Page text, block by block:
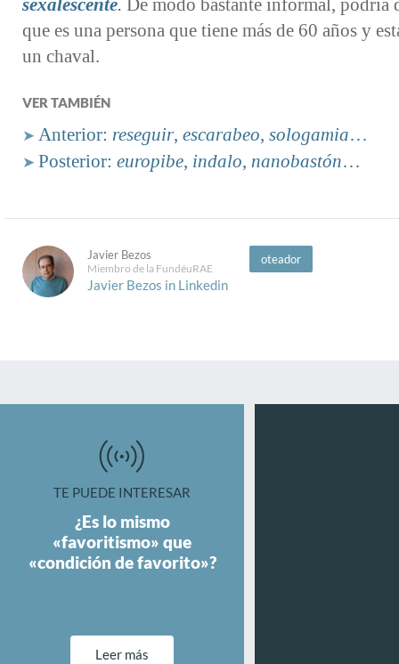
sexalescente. De modo bastante informal, podría
que es una persona que tiene más de 60 años y
un chaval.
VER TAMBIÉN
➤ Anterior: reseguir, escarabeo, sologamia…
➤ Posterior: europibe, indalo, nanobastón…
Javier Bezos
Miembro de la FundéuRAE
Javier Bezos in Linkedin
oteador
TE PUEDE INTERESAR
¿Es lo mismo
«favoritismo» que
«condición de favorito»?
Leer más